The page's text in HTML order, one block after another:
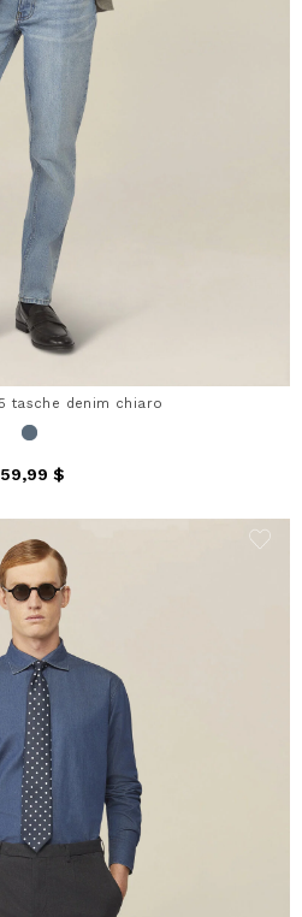
tasche denim chiaro
59,99 $